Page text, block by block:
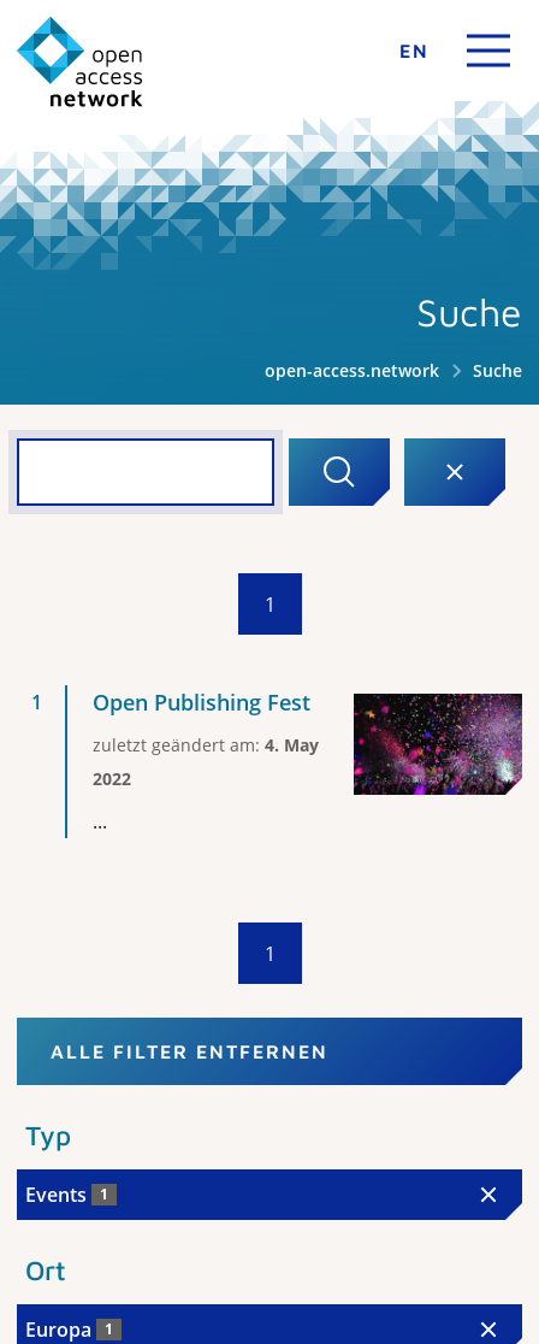
EN
Suche
open-access.network Suche
1
Open Publishing Fest
zuletzt geändert am: 4. May
2022
...
1
ALLE FILTER ENTFERNEN
Typ
Events 1
Ort
Europa 1